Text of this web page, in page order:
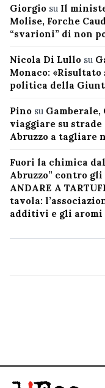
Giorgio su Il
Molise, Forche
“svarioni” di non
Nicola Di Lullo su
Monaco:
politica della
Pino su
viaggiare su
Abruzzo a tagliare
Fuori la chimica
Abruzzo” contro
ANDARE A
tavola:
additivi e gli